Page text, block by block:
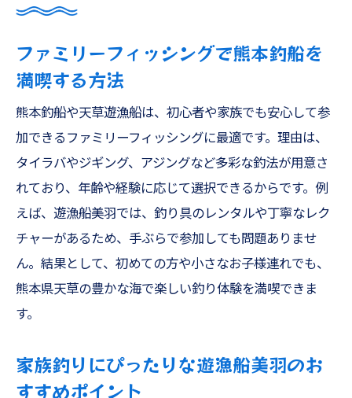
ファミリーフィッシングで熊本釣船を
満喫する方法
熊本釣船や天草遊漁船は、初心者や家族でも安心して参
加できるファミリーフィッシングに最適です。理由は、
タイラバやジギング、アジングなど多彩な釣法が用意さ
れており、年齢や経験に応じて選択できるからです。例
えば、遊漁船美羽では、釣り具のレンタルや丁寧なレク
チャーがあるため、手ぶらで参加しても問題ありませ
ん。結果として、初めての方や小さなお子様連れでも、
熊本県天草の豊かな海で楽しい釣り体験を満喫できま
す。
家族釣りにぴったりな遊漁船美羽のお
すすめポイント